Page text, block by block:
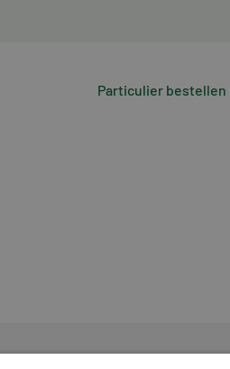
Particulier bestellen